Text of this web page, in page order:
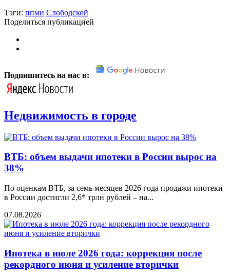
Тэги: ппми Слободской
Поделиться публикацией
Подпишитесь на нас в:
Недвижимость в городе
ВТБ: объем выдачи ипотеки в России вырос на
38%
По оценкам ВТБ, за семь месяцев 2026 года продажи ипотеки
в России достигли 2,6* трлн рублей – на...
07.08.2026
Ипотека в июле 2026 года: коррекция после
рекордного июня и усиление вторички